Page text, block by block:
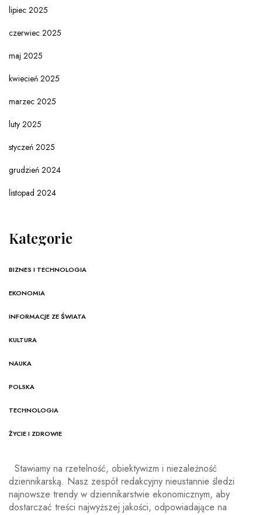
lipiec 2025
czerwiec 2025
maj 2025
kwiecień 2025
marzec 2025
luty 2025
styczeń 2025
grudzień 2024
listopad 2024
Kategorie
BIZNES I TECHNOLOGIA
EKONOMIA
INFORMACJE ZE ŚWIATA
KULTURA
NAUKA
POLSKA
TECHNOLOGIA
ŻYCIE I ZDROWIE
Stawiamy na rzetelność, obiektywizm i niezależność
dziennikarską. Nasz zespół redakcyjny nieustannie śledzi
najnowsze trendy w dziennikarstwie ekonomicznym, aby
dostarczać treści najwyższej jakości, odpowiadające na